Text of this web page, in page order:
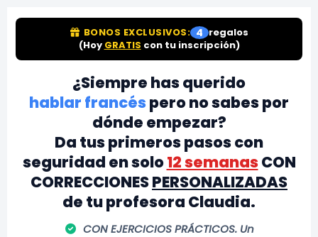
BONOS EXCLUSIVOS: 4 regalos
(Hoy GRATIS con tu inscripción)
¿Siempre has querido
hablar francéspero no sabes por
dónde empezar?
Da tus primeros pasos con
seguridad en solo12 semanasCON
CORRECCIONESPERSONALIZADAS
de tu profesora Claudia.
CON EJERCICIOS PRÁCTICOS. Un